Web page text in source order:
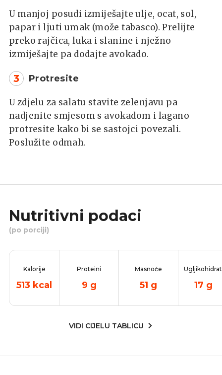
U manjoj posudi izmiješajte ulje, ocat, sol,
papar i ljuti umak (može tabasco). Prelijte
preko rajčica, luka i slanine i nježno
izmiješajte pa dodajte avokado.
3 Protresite
U zdjelu za salatu stavite zelenjavu pa
nadjenite smjesom s avokadom i lagano
protresite kako bi se sastojci povezali.
Poslužite odmah.
Nutritivni podaci
(po porciji)
Kalorije
513 kcal
Proteini
9 g
Masnoće
51 g 17 g
VIDI CIJELU TABLICU